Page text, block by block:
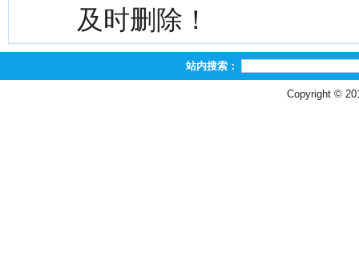
及时删除！
站内搜索：
Copyright ©